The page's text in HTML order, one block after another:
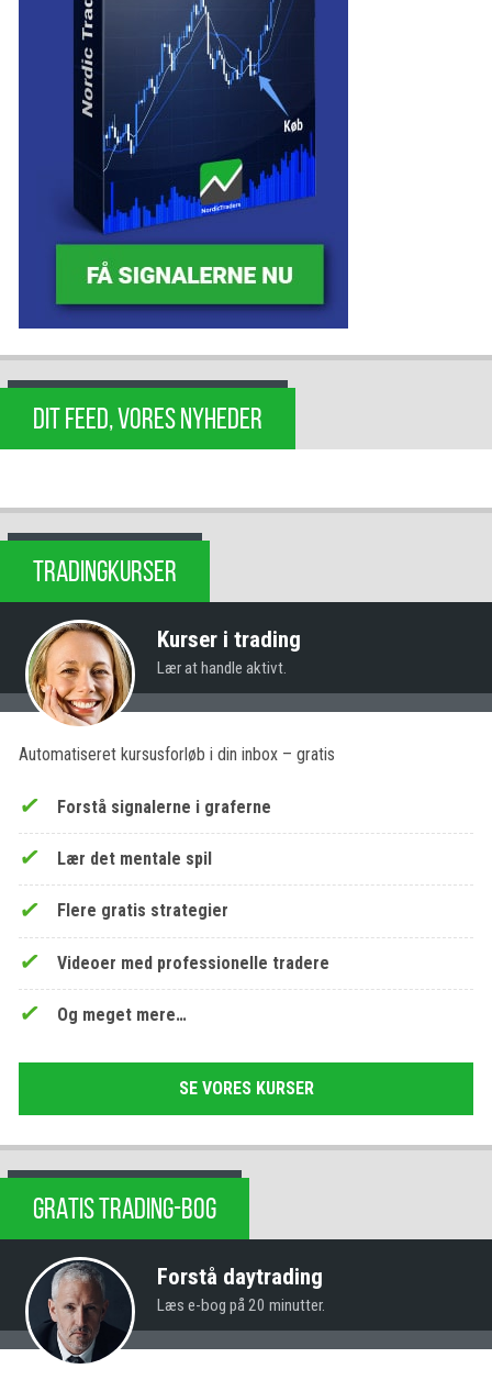
DIT FEED, VORES NYHEDER
TRADINGKURSER
Kurser i trading
Lær at handle aktivt.
Automatiseret kursusforløb i din inbox – gratis
Forstå signalerne i graferne
Lær det mentale spil
Flere gratis strategier
Videoer med professionelle tradere
Og meget mere…
SE VORES KURSER
GRATIS TRADING-BOG
Forstå daytrading
Læs e-bog på 20 minutter.